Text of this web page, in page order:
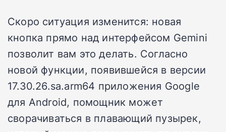
Скоро ситуация изменится: новая
кнопка прямо над интерфейсом Gemini
позволит вам это делать. Согласно
новой функции, появившейся в версии
17.30.26.sa.arm64 приложения Google
для Android, помощник может
сворачиваться в плавающий пузырек,